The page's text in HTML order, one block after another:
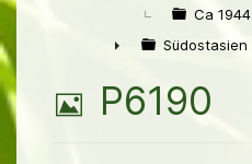
Ca 1944
Südostasien
B
P6190